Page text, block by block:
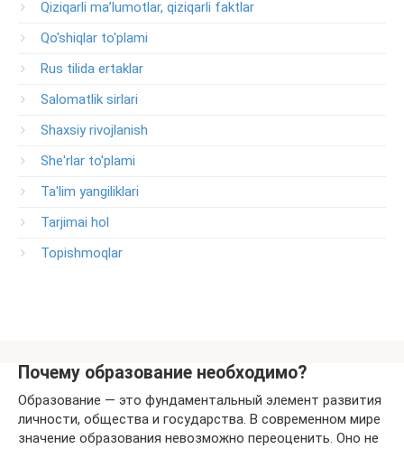
Qiziqarli ma’lumotlar, qiziqarli faktlar
Qo'shiqlar to'plami
Rus tilida ertaklar
Salomatlik sirlari
Shaxsiy rivojlanish
She'rlar to'plami
Ta'lim yangiliklari
Tarjimai hol
Topishmoqlar
Почему образование необходимо?
Образование — это фундаментальный элемент развития
личности, общества и государства. В современном мире
значение образования невозможно переоценить. Оно не